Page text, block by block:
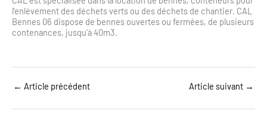
l’enlèvement des déchets verts ou des déchets de chantier. CAL
Bennes 06 dispose de bennes ouvertes ou fermées, de plusieurs
contenances, jusqu’à 40m3.
← Article précédent Article suivant →